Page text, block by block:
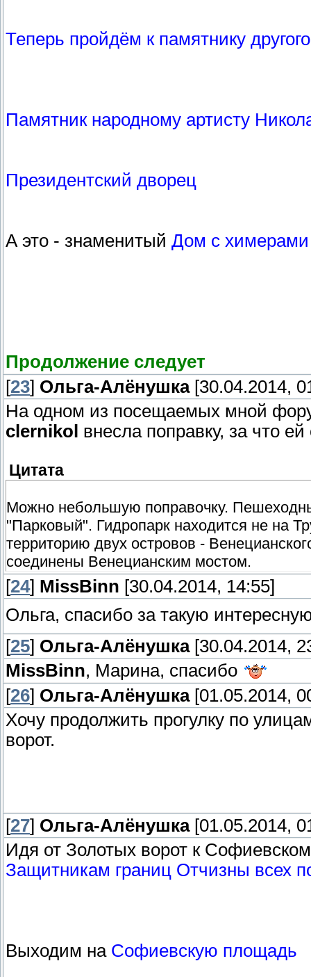
Теперь пройдём к памятнику
Памятник народному артисту
Президентский дворец
А это - знаменитый Дом с химерами
Продолжение следует
[23] Ольга-Алёнушка[30.04.2014,
На одном из посещаемых мной
clernikol внесла поправку, за что
Цитата
Можно небольшую поправочку.
"Парковый". Гидропарк находится не на
территорию двух островов -
соединены Венецианским мостом.
[24] MissBinn [30.04.2014, 14:55]
Ольга, спасибо за такую
[25] Ольга-Алёнушка[30.04.2014,
MissBinn, Марина, спасибо
[26] Ольга-Алёнушка[01.05.2014,
Хочу продолжить прогулку по
ворот.
[27] Ольга-Алёнушка[01.05.2014,
Идя от Золотых ворот к
Защитникам границ Отчизны всех
Выходим на Софиевскую площадь